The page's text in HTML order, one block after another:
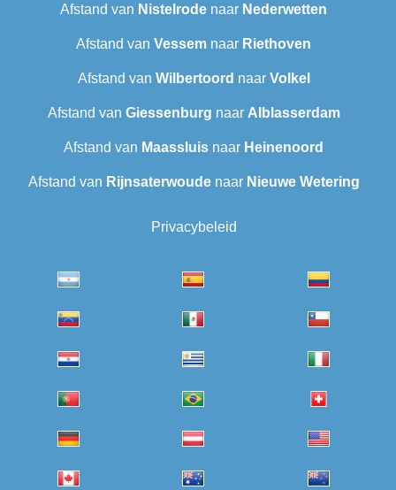
Afstand van Nistelrode naar Nederwetten
Afstand van Vessem naar Riethoven
Afstand van Wilbertoord naar Volkel
Afstand van Giessenburg naar Alblasserdam
Afstand van Maassluis naar Heinenoord
Afstand van Rijnsaterwoudenaar Nieuwe Wetering
Privacybeleid